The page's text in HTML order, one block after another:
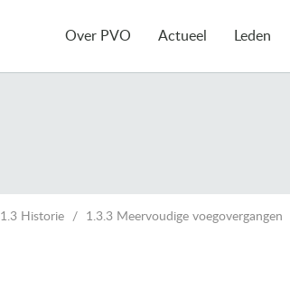
Over PVO Actueel Leden
1.3 Historie 1.3.3 Meervoudige voegovergangen